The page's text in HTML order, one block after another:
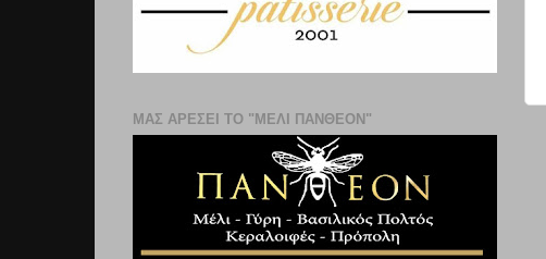
ΜΑΣ ΑΡΕΣΕΙ ΤΟ "ΜΕΛΙ ΠΑΝΘΕΟΝ"